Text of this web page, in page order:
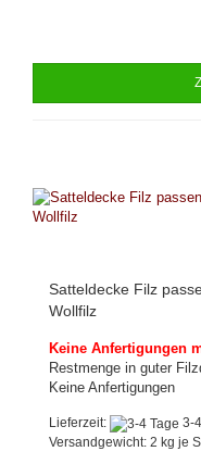
Satteldecke Filz
Wollfilz
Keine Anfertigungen
Restmenge in guter
Keine Anfertigungen
Lieferzeit: 3-
Versandgewicht: 2 kg je